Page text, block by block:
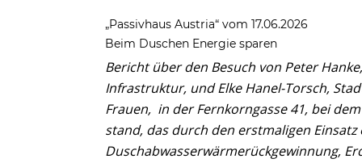
„Passivhaus Austria“ vom 17.06.2026
Beim Duschen Energie sparen
Bericht über den Besuch von Peter
Infrastruktur, und Elke Hanel-Torsch,
Frauen, in der Fernkorngasse 41, bei
stand, das durch den erstmaligen
Duschabwasserwärmerückgewinnung,